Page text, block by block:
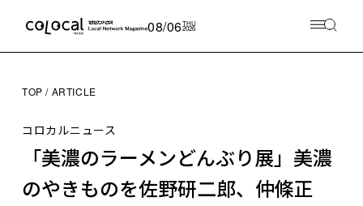
08/06THU
2026
TOP ARTICLE
コロカルニュース
「美濃のラーメンどんぶり展」美濃
のやきものを佐野研二郎、仲條正